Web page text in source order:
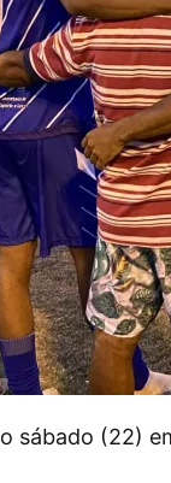
sábado (22)